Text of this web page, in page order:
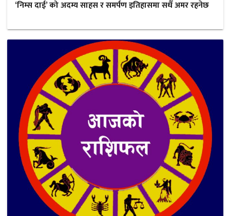
‘निम्स दाई’ को अदम्य साहस र समर्पण इतिहासमा सधैँ अमर रहनेछ